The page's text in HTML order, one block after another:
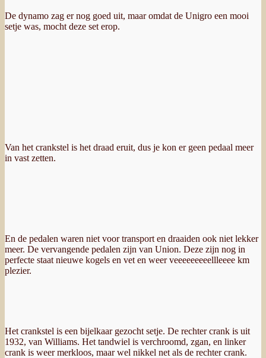
De dynamo zag er nog goed uit, maar omdat de Unigro een mooi
setje was, mocht deze set erop.
Van het crankstel is het draad eruit, dus je kon er geen pedaal meer
in vast zetten.
En de pedalen waren niet voor transport en draaiden ook niet lekker
meer. De vervangende pedalen zijn van Union. Deze zijn nog in
perfecte staat nieuwe kogels en vet en weer veeeeeeeeellleeee km
plezier.
Het crankstel is een bijelkaar gezocht setje. De rechter crank is uit
1932, van Williams. Het tandwiel is verchroomd, zgan, en linker
crank is weer merkloos, maar wel nikkel net als de rechter crank.